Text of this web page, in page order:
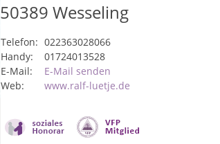
50389 Wesseling
Telefon: 022363028066
Handy:
01724013528
E-Mail:
E-Mail senden
Web:
www.ralf-luetje.de